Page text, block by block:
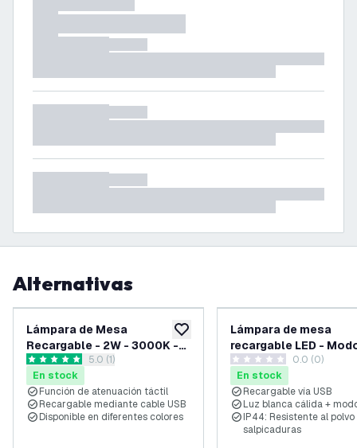
Alternativas
añadir a lista de deseos
Lámpara de Mesa
Recargable - 2W - 3000K -
IP54 - Regulación táctil
abrir el panel de reseñas
5 estrellas de puntuación
5.0 (1)
En stock
Función de atenuación táctil
Recargable mediante cable USB
Disponible en diferentes colores
Lámpara de mesa
recargable LED -
3000K + RGB - IP44 -
0 estrellas de puntuación
0.0 (0)
En stock
Recargable vía USB
Luz blanca cálida +
IP44: Resistente al polvo
salpicaduras